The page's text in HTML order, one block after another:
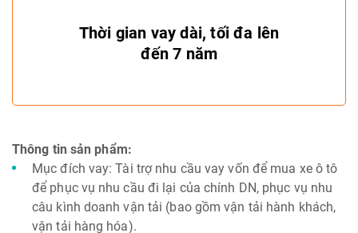
Thời gian vay dài, tối đa lên
đến 7 năm
Thông tin sản phẩm:
Mục đích vay: Tài trợ nhu cầu vay vốn để mua xe ô tô
để phục vụ nhu cầu đi lại của chính DN, phục vụ nhu
câu kình doanh vận tải (bao gồm vận tải hành khách,
vận tải hàng hóa).